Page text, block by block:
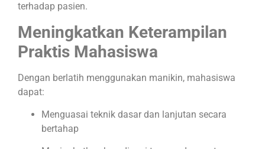
terhadap pasien.
Meningkatkan Keterampilan
Praktis Mahasiswa
Dengan berlatih menggunakan manikin, mahasiswa
dapat:
Menguasai teknik dasar dan lanjutan secara
bertahap